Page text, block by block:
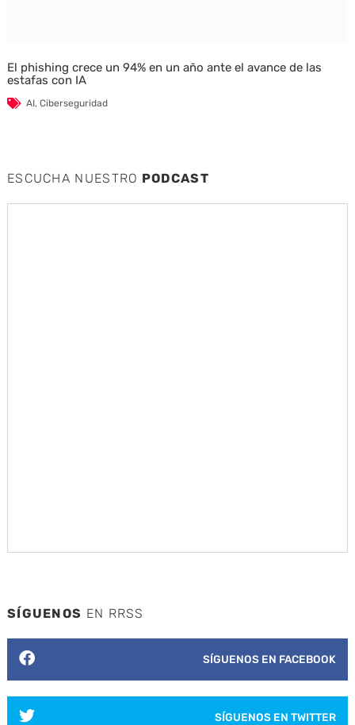
El phishing crece un 94% en un año ante el avance de las
estafas con IA
AI, Ciberseguridad
ESCUCHA NUESTRO PODCAST
SÍGUENOS EN RRSS
SÍGUENOS EN FACEBOOK
SÍGUENOS EN TWITTER